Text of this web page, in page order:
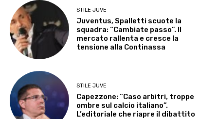
STILE JUVE
Juventus, Spalletti scuote la
squadra: “Cambiate passo”. Il
mercato rallenta e cresce la
tensione alla Continassa
STILE JUVE
Capezzone: “Caso arbitri, troppe
ombre sul calcio italiano”.
L’editoriale che riapre il dibattito